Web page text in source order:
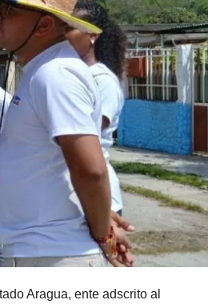
Aragua, ente adscrito al